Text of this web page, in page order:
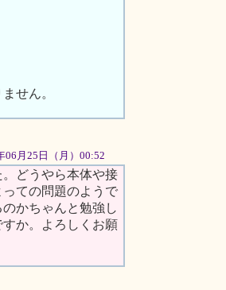
せん。
06月25日（月）00:52
どうやら本体や接
ての問題のようで
かちゃんと勉強し
か。よろしくお願